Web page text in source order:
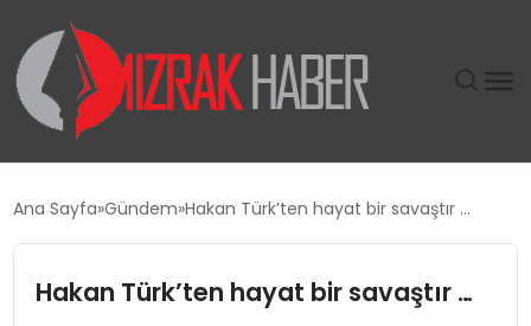
Ana Sayfa Gündem Hakan Türk’ten hayat bir savaştır …
Hakan Türk’ten hayat bir savaştır …